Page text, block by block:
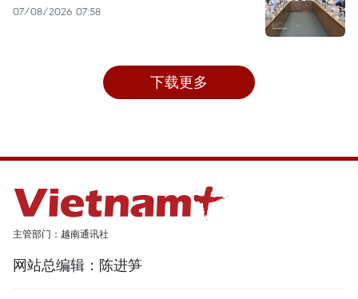
07/08/2026 07:58
下载更多
主管部门：越南通讯社
网站总编辑：陈进笋